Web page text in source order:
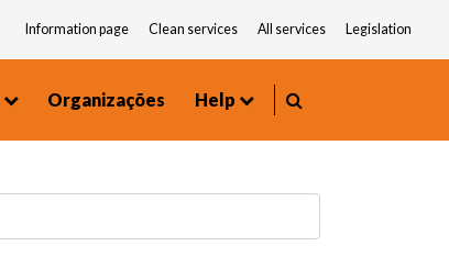
Information page Clean services All services Legislation
Organizações Help